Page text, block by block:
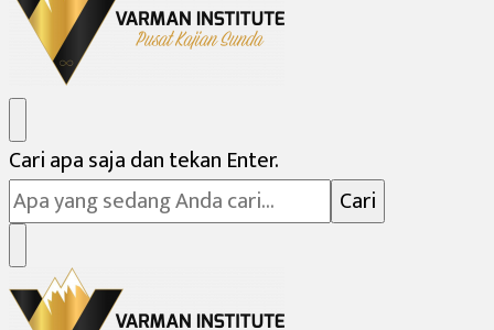
Varman Institute
Pusat Kajian Sunda
Mencari
Sesuatu?
Cari apa saja dan tekan Enter.